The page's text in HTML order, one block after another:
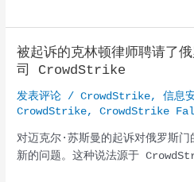
部
攻
击
面
管
理
（EASM）
技
之
间
的
网
管
道
被起诉的克林顿律师聘请了
司 CrowdStrike
发表评论 /CrowdStrike,信息
CrowdStrike,CrowdStrike
对迈克尔·苏斯曼的起诉对俄罗斯
新的问题。这种说法源于